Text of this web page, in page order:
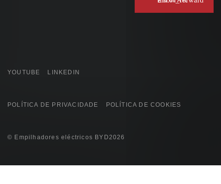
YOUTUBE LINKEDIN
POLÍTICA DE PRIVACIDADE POLÍTICA DE COOKIES
© Empilhadores eléctricos BYD2026